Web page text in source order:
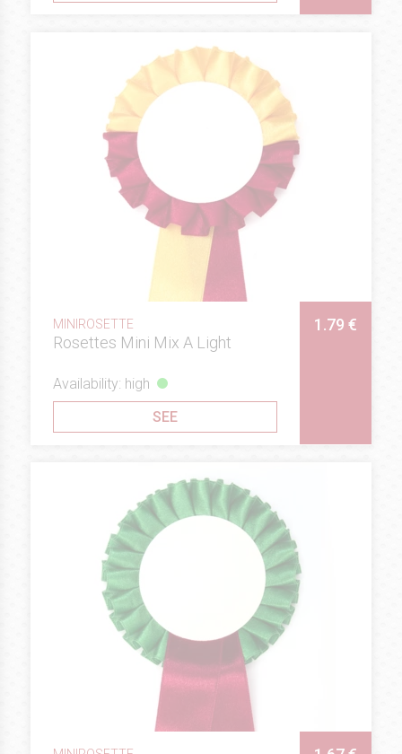
MINIROSETTE
Rosettes Mini Mix A Light
1.79 €
Availability: high
SEE